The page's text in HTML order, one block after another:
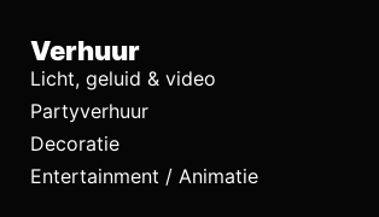
Verhuur
Licht, geluid & video
Partyverhuur
Decoratie
Entertainment / Animatie